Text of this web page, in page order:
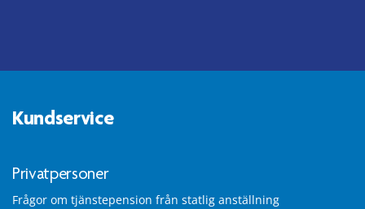
Kundservice
Privatpersoner
Frågor om tjänstepension från statlig anställning